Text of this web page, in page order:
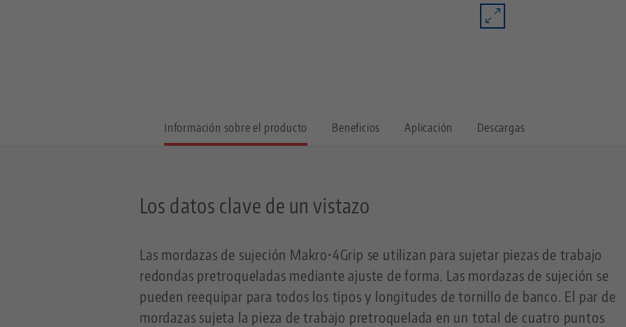
Información sobre el producto Beneficios Aplicación Descargas
Los datos clave de un vistazo
Las mordazas de sujeción Makro•4Grip se utilizan para sujetar piezas de trabajo
redondas pretroqueladas mediante ajuste de forma. Las mordazas de sujeción se
pueden reequipar para todos los tipos y longitudes de tornillo de banco. El par de
mordazas sujeta la pieza de trabajo pretroquelada en un total de cuatro puntos